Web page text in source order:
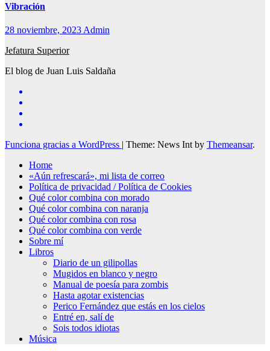
Vibración
28 noviembre, 2023 Admin
Jefatura Superior
El blog de Juan Luis Saldaña
Funciona gracias a WordPress | Theme: News Int by Themeansar.
Home
«Aún refrescará», mi lista de correo
Política de privacidad / Política de Cookies
Qué color combina con morado
Qué color combina con naranja
Qué color combina con rosa
Qué color combina con verde
Sobre mí
Libros
Diario de un gilipollas
Mugidos en blanco y negro
Manual de poesía para zombis
Hasta agotar existencias
Perico Fernández que estás en los cielos
Entré en, salí de
Sois todos idiotas
Música